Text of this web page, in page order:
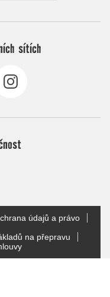
sítích
údajů a právo
na přepravu